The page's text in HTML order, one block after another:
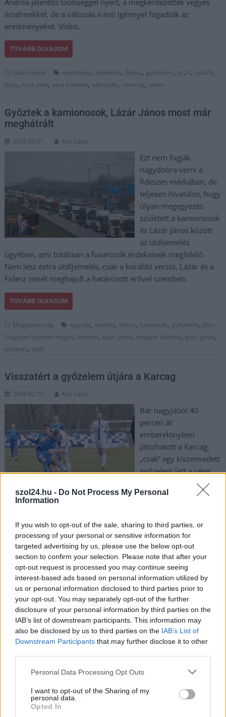
szol24.hu - Do Not Process My Personal
Information
If you wish to opt-out of the sale, sharing to third parties, or
processing of your personal or sensitive information for
targeted advertising by us, please use the below opt-out
section to confirm your selection. Please note that after your
opt-out request is processed you may continue seeing
interest-based ads based on personal information utilized by
us or personal information disclosed to third parties prior to
your opt-out. You may separately opt-out of the further
disclosure of your personal information by third parties on the
IAB’s list of downstream participants. This information may
also be disclosed by us to third parties on the IAB’s List of
Downstream Participants that may further disclose it to other
Please note that this website/app uses one or more Google
not limited to your visit or usage behaviour. You may click to
grant or deny consent to Google and its third-party tags to
use your data for below specified purposes in below Google
Personal Data Processing Opt Outs
I want to opt-out of the Sharing of my
personal data.
Opted In
Andrea jelentős többséggel nyert, a megkérdezettek vegyes
érzelmekkel, de a változás iránti igénnyel fogadták az
eredményeket. Videó.
TOVÁBB OLVASOM
Választások eredmény, értékelés, fidesz, győzelem, sz24, szol24,
tisza, tisza part, utca embere,választás,vereség,video
Győztek a kamionosok, Lázár János most már
meghátrált
2026.03.01. Kiss Lajos
Ezt nem fogják
nagydobra verni a
fideszes médiában, de
teljesen hivatalos, hogy
olyan megegyezés
született a kamionosok
és Lázár János között
az útdíjemelés
ügyében, ami totálisan a fuvarozók érdekeinek megfelelő.
Nem lesz extra útdíjemelés, csak a korábbi verzió, Lázár és a
Fidesz ismét meghajolt a határozott erővel szemben.
TOVÁBB OLVASOM
Magyarország egység, emelés, fidesz, fuvarozók, győzelem, Jász-
Nagykun Szolnok megye, kamion, lázár jános, magyar közlöny, pöcs jános,
tüntetés, útdíj
Visszatért a győzelem útjára a Karcag
2026.02.16. Kiss Lajos
Bár nagyjából 40
percen át
emberelőnyben
játszhatott a Karcag,
„csak” egy kiszenvedett
győzelem lett a vége.
De a legfontosabb a
három pont.
Sport emberelőny, , ,
,kiállítás másodosztály NBII
Hihetetlen végjátékkal nyert a Jászberény, ezt a
dobást látni kell
2026.02.09. szol24.hu
Olyan dobás vetett
véget a szombat esti
az amerikai profi
megirigyelnének. 1,8